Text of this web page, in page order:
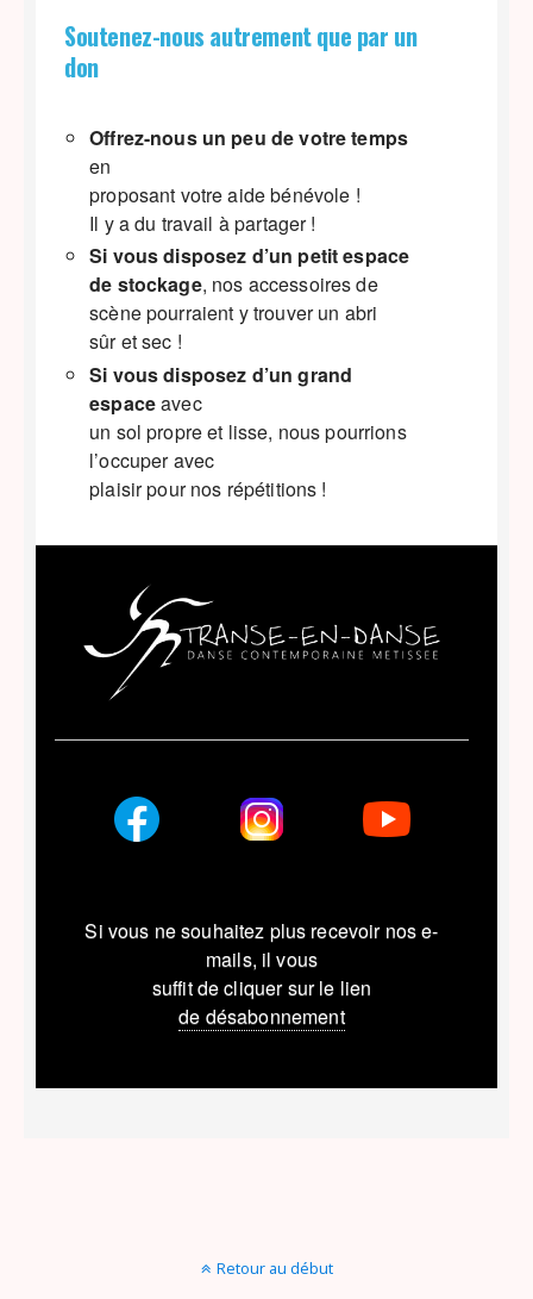
Soutenez-nous autrement que par un
don
Offrez-nous un peu de votre temps
en
proposant votre aide bénévole !
Il y a du travail à partager !
Si vous disposez d’un petit espace
de stockage, nos accessoires de
scène pourraient y trouver un abri
sûr et sec !
Si vous disposez d’un grand
espaceavec
un sol propre et lisse, nous pourrions
l’occuper avec
plaisir pour nos répétitions !
Si vous ne souhaitez plus recevoir nos e-
mails, il vous
suffit de cliquer sur le lien
de désabonnement
Retour au début